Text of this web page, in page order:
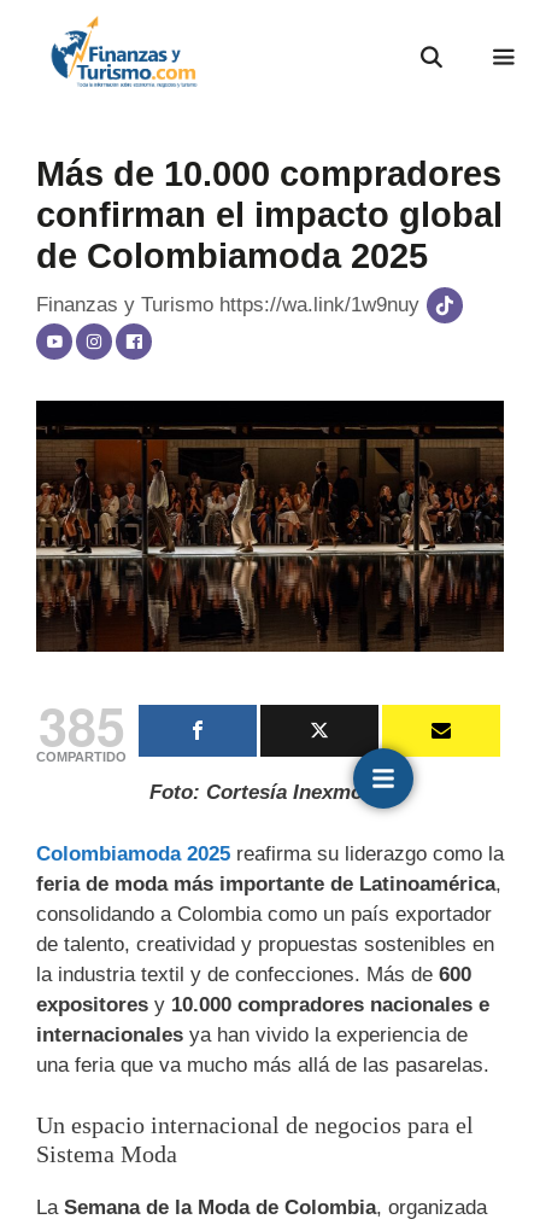
Más de 10.000 compradores
confirman el impacto global
de Colombiamoda 2025
Finanzas y Turismo https://wa.link/1w9nuy
385
COMPARTIDO
Foto: Cortesía Inexmoda.
Colombiamoda 2025 reafirma su liderazgo como la
feria de moda más importante de Latinoamérica,
consolidando a Colombia como un país exportador
de talento, creatividad y propuestas sostenibles en
la industria textil y de confecciones. Más de 600
expositores y 10.000 compradores nacionales e
internacionales ya han vivido la experiencia de
una feria que va mucho más allá de las pasarelas.
Un espacio internacional de negocios para el
Sistema Moda
La Semana de la Moda de Colombia, organizada